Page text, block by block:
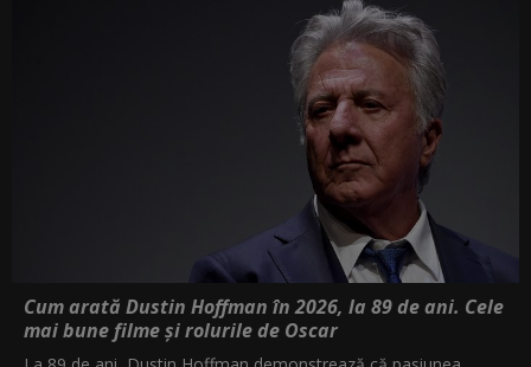
Cum arată Dustin Hoffman în 2026, la 89 de ani. Cele
mai bune filme și rolurile de Oscar